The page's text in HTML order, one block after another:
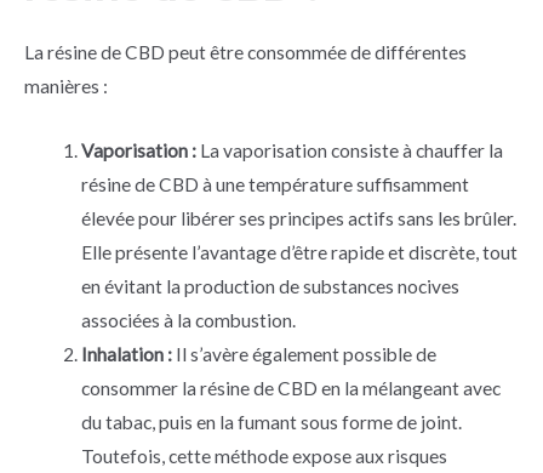
La résine de CBD peut être consommée de différentes
manières :
Vaporisation :La vaporisation consiste à chauffer la
résine de CBD à une température suffisamment
élevée pour libérer ses principes actifs sans les brûler.
Elle présente l’avantage d’être rapide et discrète, tout
en évitant la production de substances nocives
associées à la combustion.
Inhalation :Il s’avère également possible de
consommer la résine de CBD en la mélangeant avec
du tabac, puis en la fumant sous forme de joint.
Toutefois, cette méthode expose aux risques